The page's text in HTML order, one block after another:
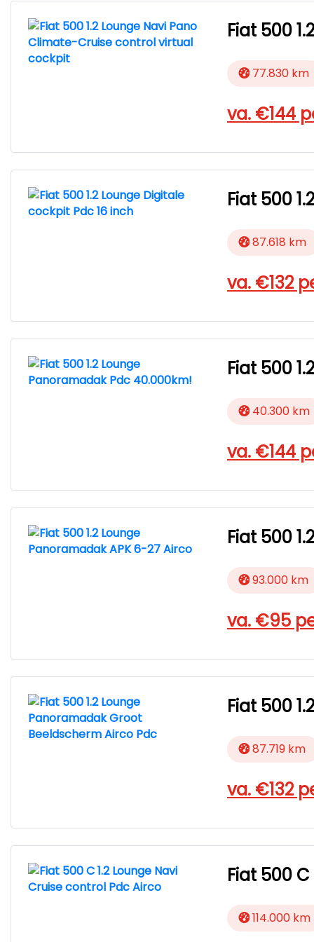
Fiat 500
77.830 km
va. €144
Fiat 500
87.618 km
va. €132
Fiat 500
40.300 km
va. €144
Fiat 500
93.000 km
va. €95
Fiat 500
87.719 km
va. €132
Fiat 500
114.000 km